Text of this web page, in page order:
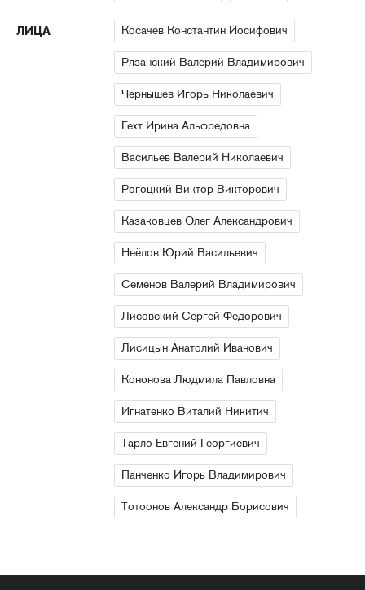
ЛИЦА Косачев Константин Иосифович
Рязанский Валерий Владимирович
Чернышев Игорь Николаевич
Гехт Ирина Альфредовна
Васильев Валерий Николаевич
Рогоцкий Виктор Викторович
Казаковцев Олег Александрович
Неёлов Юрий Васильевич
Семенов Валерий Владимирович
Лисовский Сергей Федорович
Лисицын Анатолий Иванович
Кононова Людмила Павловна
Игнатенко Виталий Никитич
Тарло Евгений Георгиевич
Панченко Игорь Владимирович
Тотоонов Александр Борисович